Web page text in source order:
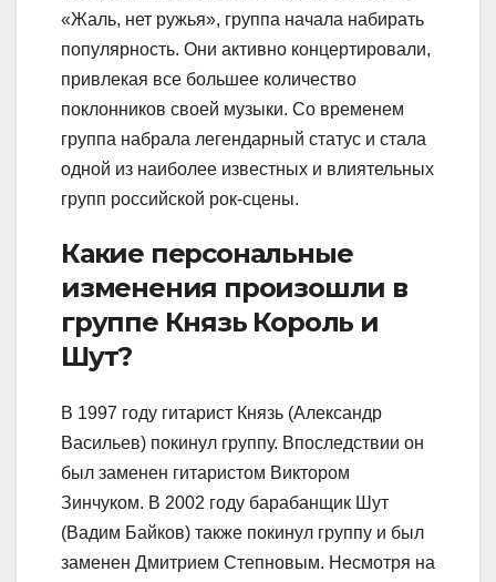
«Жаль, нет ружья», группа начала набирать
популярность. Они активно концертировали,
привлекая все большее количество
поклонников своей музыки. Со временем
группа набрала легендарный статус и стала
одной из наиболее известных и влиятельных
групп российской рок-сцены.
Какие персональные
изменения произошли в
группе Князь Король и
Шут?
В 1997 году гитарист Князь (Александр
Васильев) покинул группу. Впоследствии он
был заменен гитаристом Виктором
Зинчуком. В 2002 году барабанщик Шут
(Вадим Байков) также покинул группу и был
заменен Дмитрием Степновым. Несмотря на